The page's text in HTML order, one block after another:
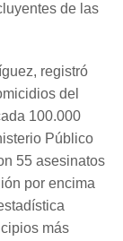
de las
registró
del
100.000
Público
55 asesinatos
por encima
más